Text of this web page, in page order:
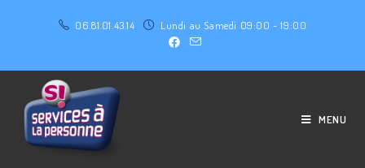
06.81.01.43.14 Lundi au Samedi 09:00 - 19:00
MENU